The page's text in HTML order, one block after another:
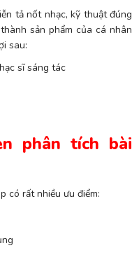
tả nốt nhạc, kỹ thuật đúng
sản phẩm của cá nhân
sau:
sĩ sáng tác
phân tích bài
có rất nhiều ưu điểm: